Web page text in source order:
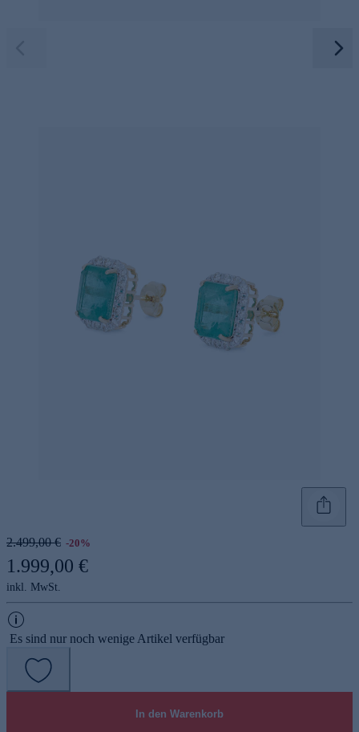
2.499,00 € -20%
1.999,00 €
inkl. MwSt.
Es sind nur noch wenige Artikel verfügbar
In den Warenkorb